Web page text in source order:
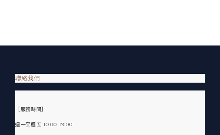
聯絡我們
［服務時間］
週一至週五 10:00-19:00